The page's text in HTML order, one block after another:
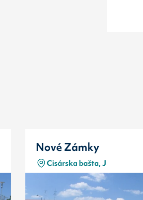
Nové Zámky
Cisárska bašta, J